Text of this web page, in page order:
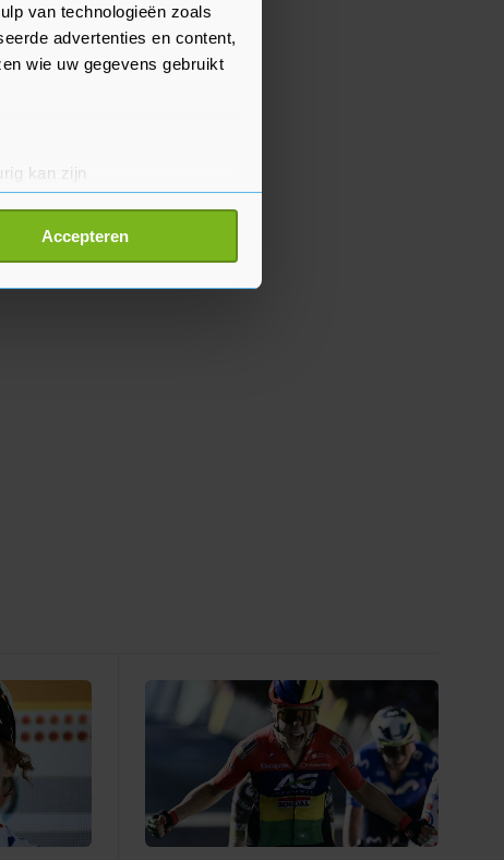
van technologieën zoals
advertenties en content,
wie uw gegevens gebruikt
kan zijn
detailgedeelte
Accepteren